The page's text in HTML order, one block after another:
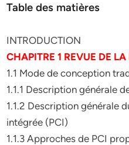
Table des matières
INTRODUCTION
CHAPITRE 1 REVUE DE LA
1.1 Mode de conception
1.1.1 Description générale
1.1.2 Description générale
intégrée (PCI)
1.1.3 Approches de PCI